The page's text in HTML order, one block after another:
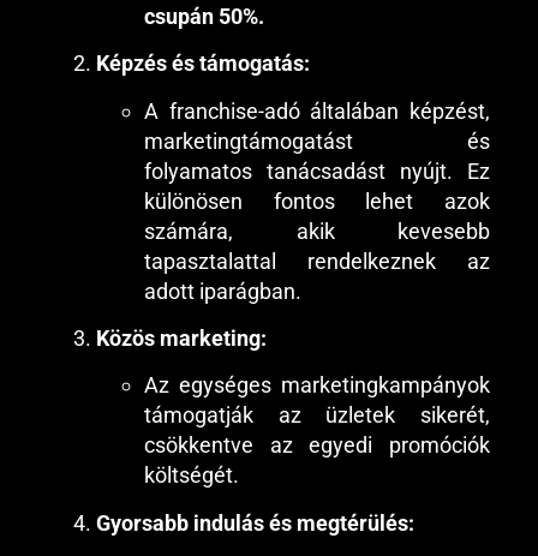
csupán 50%.
Képzés és támogatás:
A franchise-adó általában képzést,
marketingtámogatást és
folyamatos tanácsadást nyújt. Ez
különösen fontos lehet azok
számára, akik kevesebb
tapasztalattal rendelkeznek az
adott iparágban.
Közös marketing:
Az egységes marketingkampányok
támogatják az üzletek sikerét,
csökkentve az egyedi promóciók
költségét.
Gyorsabb indulás és megtérülés: